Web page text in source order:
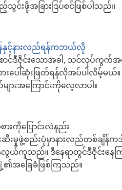
းဖို့အခြားဒြပ်စင်ဖြစ်ပါသည်။
န်နှင့်နားလည်ရန်ကဘယ်လို
ာင်ဒီဇိုင်းသောအခါ, သင်လုပ်ကွက်
ပေါ်ဆုံးဖြတ်ရန်လိုအပ်ပါလိမ့်မယ်
များအကြောင်းကိုလေ့လာပါ။
ကိုပြောင်းလဲနည်း
မှုဖွဲ့စည်းပုံမှာနားလည်တစ်ချိန်ကဒ
ယ်ကူသည်။ ဒီနေရာတွင်ဒီဇိုင်းနေ
ခြေခံဖြစ်ကြသည်။